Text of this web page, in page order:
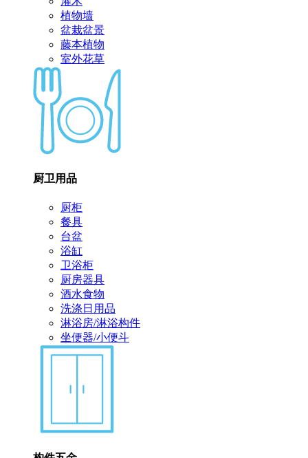
植物墙
盆栽盆景
藤本植物
室外花草
厨卫用品
厨柜
餐具
台盆
浴缸
卫浴柜
厨房器具
酒水食物
洗涤日用品
淋浴房/淋浴构件
坐便器/小便斗